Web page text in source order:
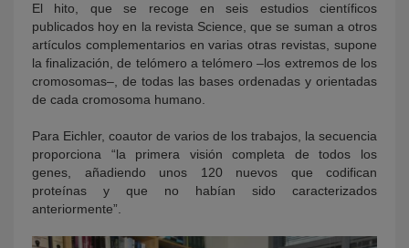
El hito, que se recoge en seis estudios científicos
publicados hoy en la revista Science, que se suman a otros
artículos complementarios en varias otras revistas, supone
la finalización, de telómero a telómero –los extremos de los
cromosomas–, de todas las bases ordenadas y orientadas
de cada cromosoma humano.
Para Eichler, coautor de varios de los trabajos, la secuencia
proporciona “la primera visión completa de todos los
genes, añadiendo unos 120 nuevos que codifican
proteínas y que no habían sido caracterizados
anteriormente”.